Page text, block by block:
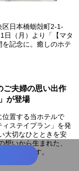
区日本橋蛎殻町2-1-
日（月）より「【マタ
記念に。癒しのホテ
ご夫婦の思い出作
が登場
置する当ホテルで
ステイプラン」を発
大切なひとときを安
想いから生まれた、
プランです。